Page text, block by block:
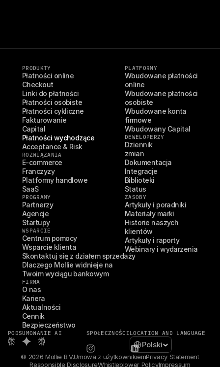
PRODUKTY
Płatności online
Checkout
Linki do płatności
Płatności osobiste
Płatności cykliczne
Fakturowanie
Capital
Płatności wychodzące
Acceptance & Risk
ROZWIĄZANIA
E-commerce
Franczyzy
Platformy handlowe
SaaS
PROGRAMY
Partnerzy
Agencje
Startupy
WSPARCIE
Centrum pomocy
Wsparcie klienta
Skontaktuj się z działem sprzedaży
Dlaczego Mollie widnieje na
Twoim wyciągu bankowym
FIRMA
O nas
Kariera
Aktualności
Cennik
Bezpieczeństwo
PLATFORMY
Wbudowane płatności
online
Wbudowane płatności
osobiste
Wbudowane konta
firmowe
Wbudowany Capital
DEWELOPERZY
Dziennik
zmian
Dokumentacja
Integracje
Biblioteki
Status
ZASOBY
Artykuły i poradniki
Materiały marki
Historie naszych
klientów
Artykuły i raporty
Webinary i wydarzenia
PODSUMOWANIE AI SPOŁECZNOŚCILOCATION AND LANGUAGE
Select Language
Polski
© 2026 Mollie B.V.Umowa z użytkownikiemPrivacy Statement
Responsible DisclosureWhistleblower PolicyImpressum